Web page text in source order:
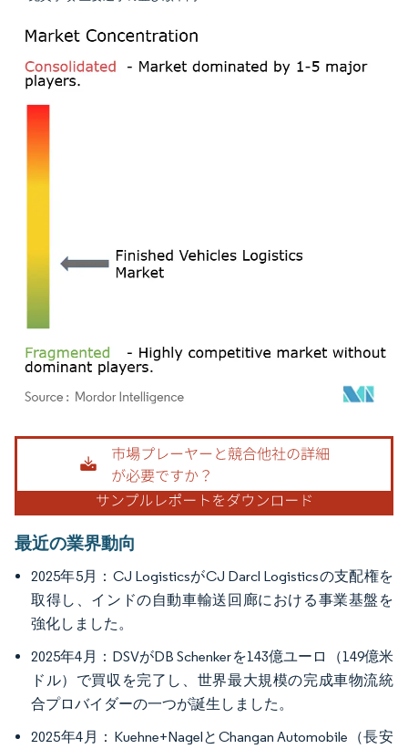
画像 © Mordor Intelligence。再利用にはCC BY 4.0の表示が必要です。
最近の業界動向
2025年5月：CJ LogisticsがCJ Darcl Logisticsの支配権を
取得し、インドの自動車輸送回廊における事業基盤を
強化しました。
2025年4月：DSVがDB Schenkerを143億ユーロ（149億米
ドル）で買収を完了し、世界最大規模の完成車物流統
合プロバイダーの一つが誕生しました。
2025年4月：Kuehne+NagelとChangan Automobile（長安